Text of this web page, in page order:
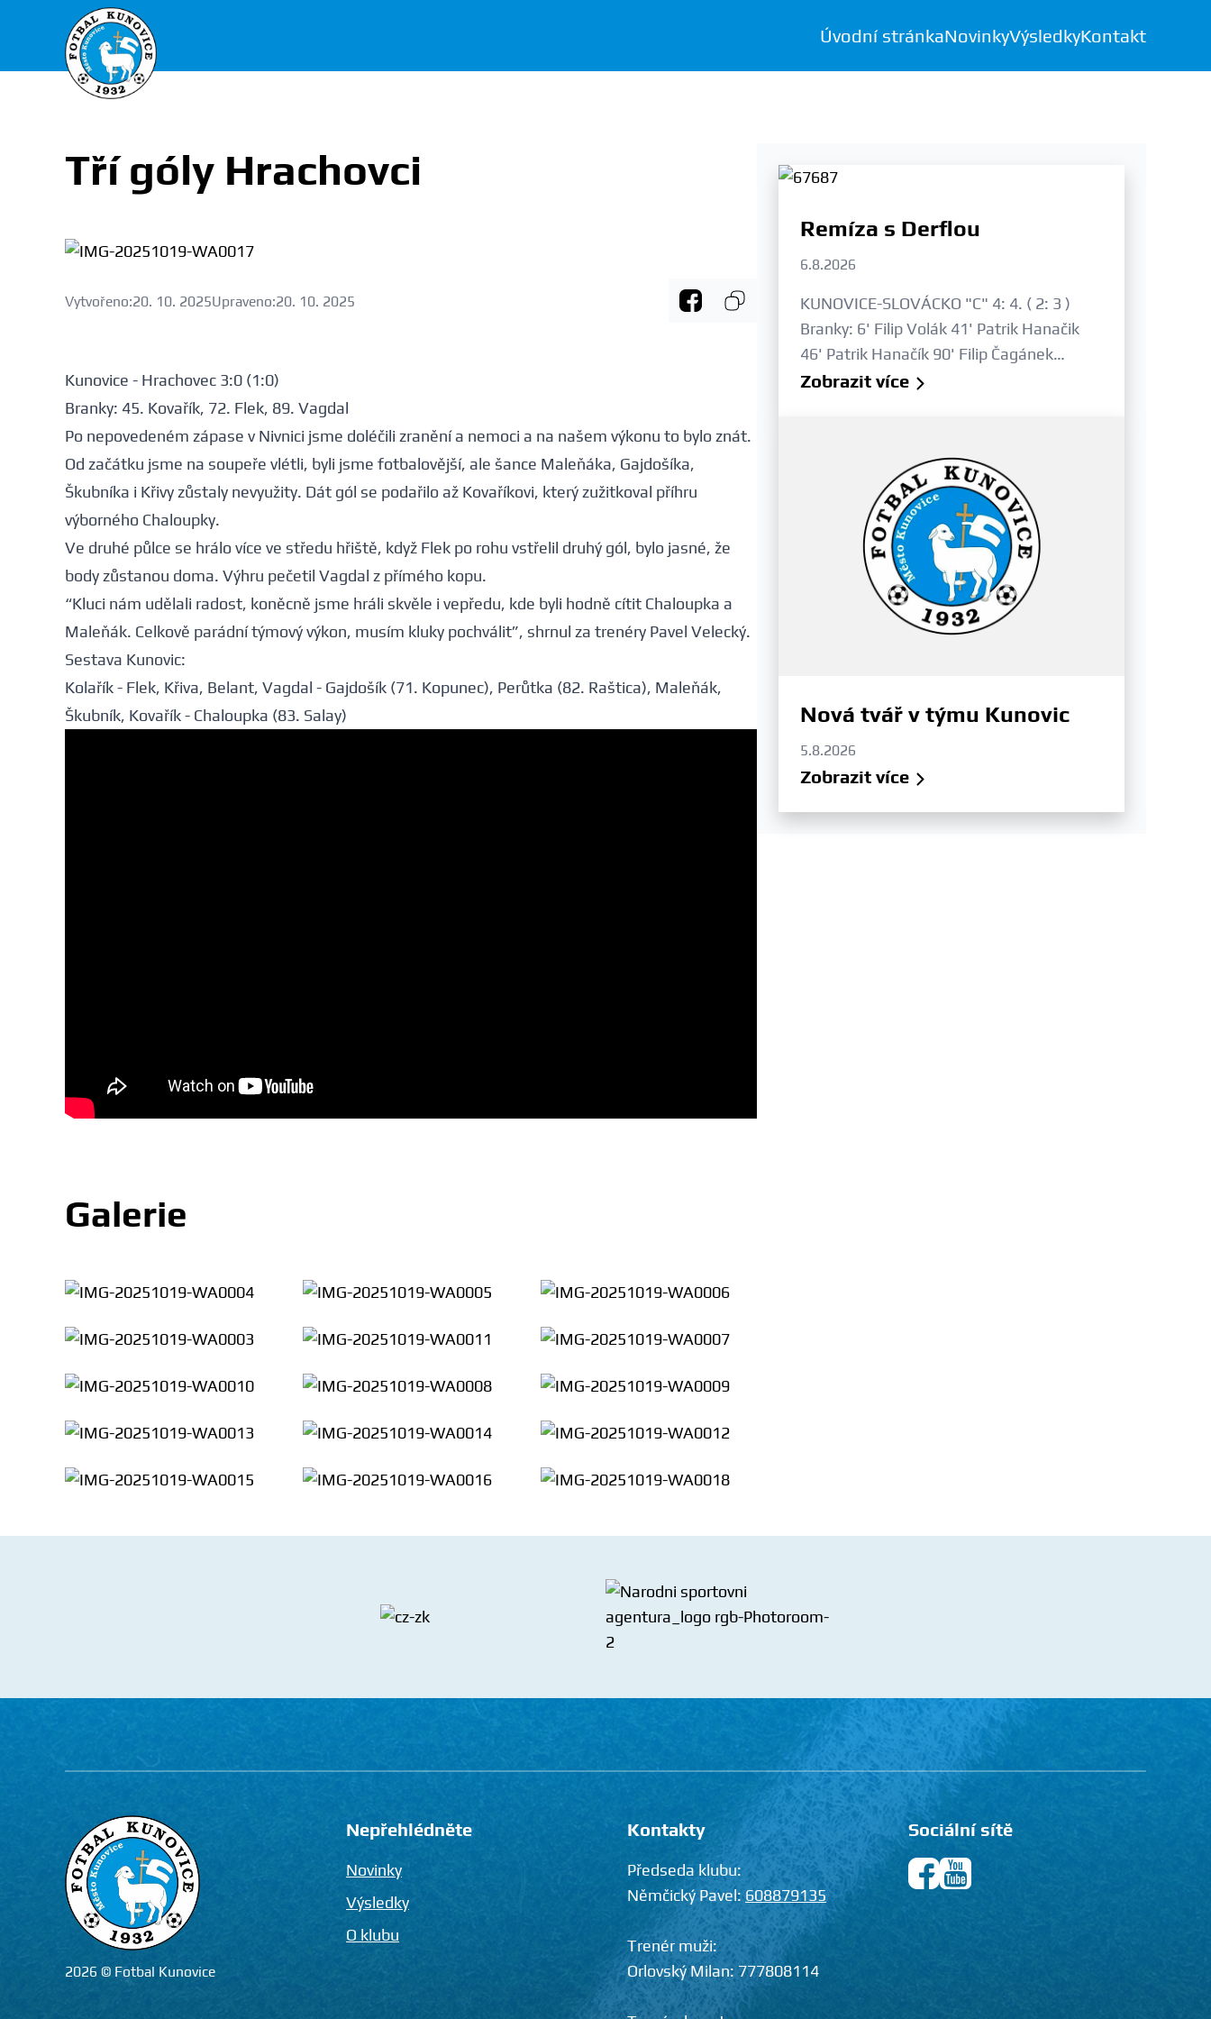
FK Kunovice
Úvodní stránkaNovinkyVýsledkyKontakt
Tří góly Hrachovci
Vytvořeno:20. 10. 2025Upraveno:20. 10. 2025
Kunovice - Hrachovec 3:0 (1:0)
Branky: 45. Kovařík, 72. Flek, 89. Vagdal
Po nepovedeném zápase v Nivnici jsme doléčili zranění a nemoci a na našem výkonu to bylo znát.
Od začátku jsme na soupeře vlétli, byli jsme fotbalovější, ale šance Maleňáka, Gajdošíka,
Škubníka i Křivy zůstaly nevyužity. Dát gól se podařilo až Kovaříkovi, který zužitkoval příhru
výborného Chaloupky.
Ve druhé půlce se hrálo více ve středu hřiště, když Flek po rohu vstřelil druhý gól, bylo jasné, že
body zůstanou doma. Výhru pečetil Vagdal z přímého kopu.
“Kluci nám udělali radost, koněcně jsme hráli skvěle i vepředu, kde byli hodně cítit Chaloupka a
Maleňák. Celkově parádní týmový výkon, musím kluky pochválit”, shrnul za trenéry Pavel Velecký.
Sestava Kunovic:
Kolařík - Flek, Křiva, Belant, Vagdal - Gajdošík (71. Kopunec), Perůtka (82. Raštica), Maleňák,
Škubník, Kovařík - Chaloupka (83. Salay)
Galerie
Remíza s Derflou
6.8.2026
KUNOVICE-SLOVÁCKO "C" 4: 4. ( 2: 3 )
Branky: 6' Filip Volák 41' Patrik Hanačik
46' Patrik Hanačík 90' Filip Čagánek…
Zobrazit více
Nová tvář v týmu Kunovic
5.8.2026
Zobrazit více
2026 © Fotbal Kunovice
Nepřehlédněte
Novinky
Výsledky
O klubu
Kontakty
Předseda klubu:
Němčický Pavel: 608879135
Trenér muži:
Orlovský Milan: 777808114
Sociální sítě